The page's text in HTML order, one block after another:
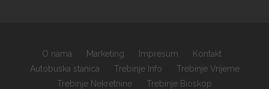
O nama Marketing Impresum
Kontakt
Autobuska stanica
Trebinje Info
Trebinje Vrijeme
Trebinje Nekretnine
Trebinje Bioskop